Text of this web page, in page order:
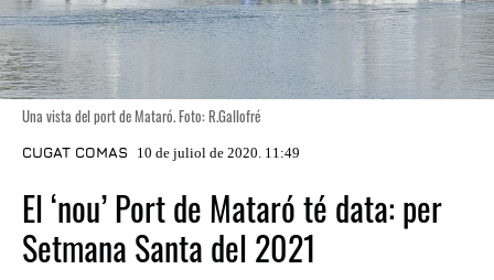
Una vista del port de Mataró. Foto: R.Gallofré
CUGAT COMAS 10 de juliol de 2020. 11:49
El ‘nou’ Port de Mataró té data: per
Setmana Santa del 2021